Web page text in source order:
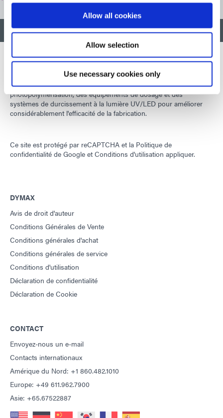
Allow all cookies
Allow selection
Use necessary cookies only
RETOUR EN HAUT
Développer des matériaux innovants à durcissement rapide et à
photopolymérisation, des équipements de dosage et des
systèmes de durcissement à la lumière UV/LED pour améliorer
considérablement l'efficacité de la fabrication.
Ce site est protégé par reCAPTCHA et la Politique de
confidentialité de Google etConditions d'utilisation appliquer.
DYMAX
Avis de droit d'auteur
Conditions Générales de Vente
Conditions générales d'achat
Conditions générales de service
Conditions d'utilisation
Déclaration de confidentialité
Déclaration de Cookie
CONTACT
Envoyez-nous un e-mail
Contacts internationaux
Amérique du Nord: +1 860.482.1010
Europe: +49 611.962.7900
Asie: +65.67522887